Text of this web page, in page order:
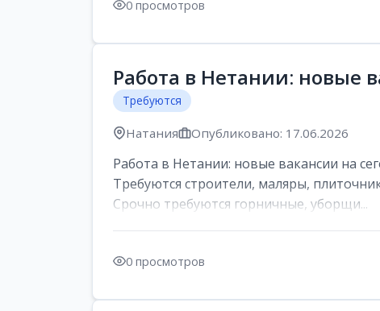
0 просмотров
Работа в Нетании: новые
Требуются
Натания Опубликовано: 17.06.2026
Работа в Нетании: новые вакансии на
Требуются строители, маляры,
Срочно требуются горничные, уборщи...
0 просмотров